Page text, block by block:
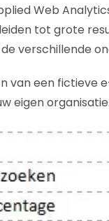
Web
tot grote
verschillende
van een fictieve
eigen organisatie.